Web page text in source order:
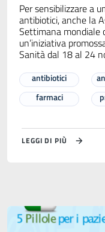
Per sensibilizzare a
antibiotici, anche la
Settimana mondiale
un’iniziativa
Sanità dal 18 al 24
antibiotici
farmaci
LEGGI DI PIÙ